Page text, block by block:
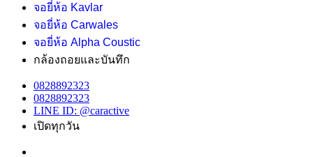
จอยี่ห้อ Kavlar
จอยี่ห้อ Carwales
จอยี่ห้อ Alpha Coustic
กล้องถอยและบันทึก
0828892323
0828892323
LINE ID: @caractive
เปิดทุกวัน